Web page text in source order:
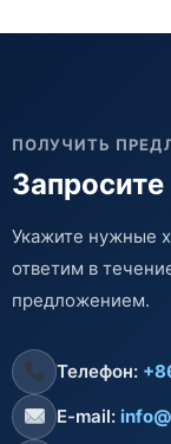
ПОЛУЧИТЬ
Укажите нужные
ответим в
предложением.
Телефон:
E-mail: